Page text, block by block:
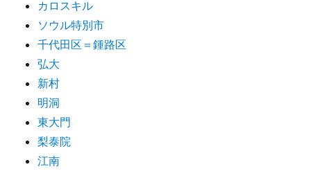
カロスキル
ソウル特別市
千代田区＝鍾路区
弘大
新村
明洞
東大門
梨泰院
江南